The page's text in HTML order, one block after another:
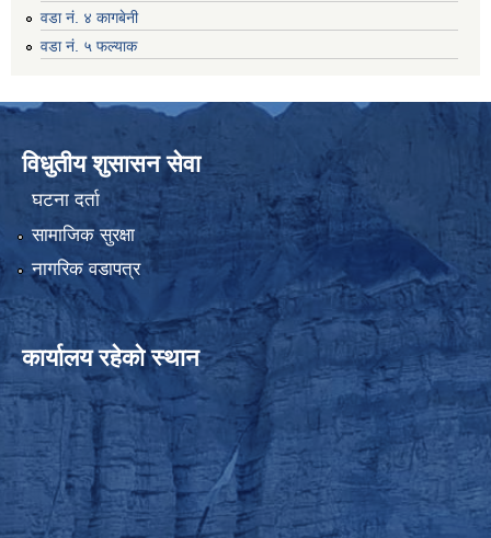
वडा नं. ४ कागबेनी
वडा नं. ५ फल्याक
विधुतीय शुसासन सेवा
घटना दर्ता
सामाजिक सुरक्षा
नागरिक वडापत्र
कार्यालय रहेको स्थान